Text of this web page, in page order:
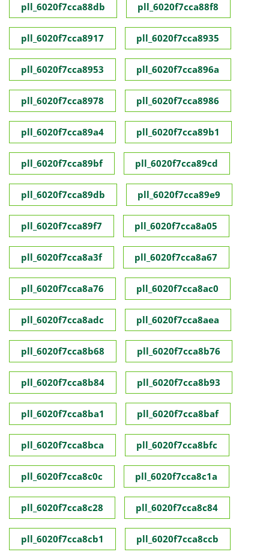
pll_6020f7cca88db pll_6020f7cca88f8
pll_6020f7cca8917 pll_6020f7cca8935
pll_6020f7cca8953 pll_6020f7cca896a
pll_6020f7cca8978 pll_6020f7cca8986
pll_6020f7cca89a4 pll_6020f7cca89b1
pll_6020f7cca89bf pll_6020f7cca89cd
pll_6020f7cca89db pll_6020f7cca89e9
pll_6020f7cca89f7 pll_6020f7cca8a05
pll_6020f7cca8a3f pll_6020f7cca8a67
pll_6020f7cca8a76 pll_6020f7cca8ac0
pll_6020f7cca8adc pll_6020f7cca8aea
pll_6020f7cca8b68 pll_6020f7cca8b76
pll_6020f7cca8b84 pll_6020f7cca8b93
pll_6020f7cca8ba1 pll_6020f7cca8baf
pll_6020f7cca8bca pll_6020f7cca8bfc
pll_6020f7cca8c0c pll_6020f7cca8c1a
pll_6020f7cca8c28 pll_6020f7cca8c84
pll_6020f7cca8cb1 pll_6020f7cca8ccb